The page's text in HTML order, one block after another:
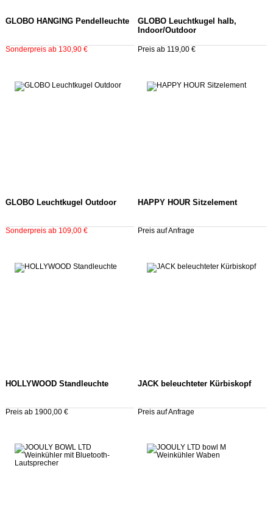
GLOBO HANGING Pendelleuchte
Sonderpreis ab 130,90 €
GLOBO Leuchtkugel halb,
Indoor/Outdoor
Preis ab 119,00 €
GLOBO Leuchtkugel Outdoor
Sonderpreis ab 109,00 €
HAPPY HOUR Sitzelement
Preis auf Anfrage
HOLLYWOOD Standleuchte
Preis ab 1900,00 €
JACK beleuchteter Kürbiskopf
Preis auf Anfrage